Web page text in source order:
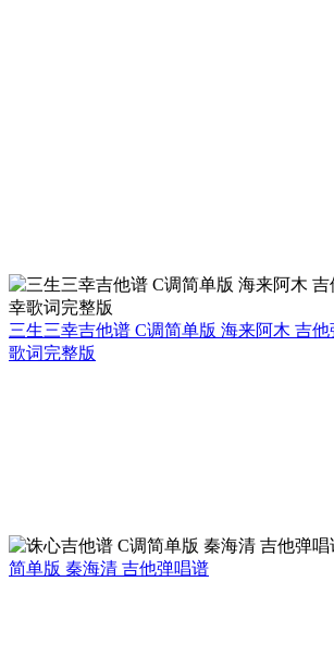
三生三幸吉他谱 C调简单版 海来阿木 吉
歌词完整版
简单版 秦海清 吉他弹唱谱